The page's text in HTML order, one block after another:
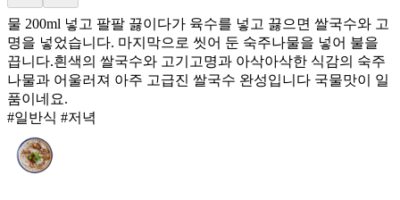
물 200ml 넣고 팔팔 끓이다가 육수를 넣고 끓으면 쌀국수와 고
명을 넣었습니다. 마지막으로 씻어 둔 숙주나물을 넣어 불을
끕니다.흰색의 쌀국수와 고기고명과 아삭아삭한 식감의 숙주
나물과 어울러져 아주 고급진 쌀국수 완성입니다 국물맛이 일
품이네요.
#일반식 #저녁